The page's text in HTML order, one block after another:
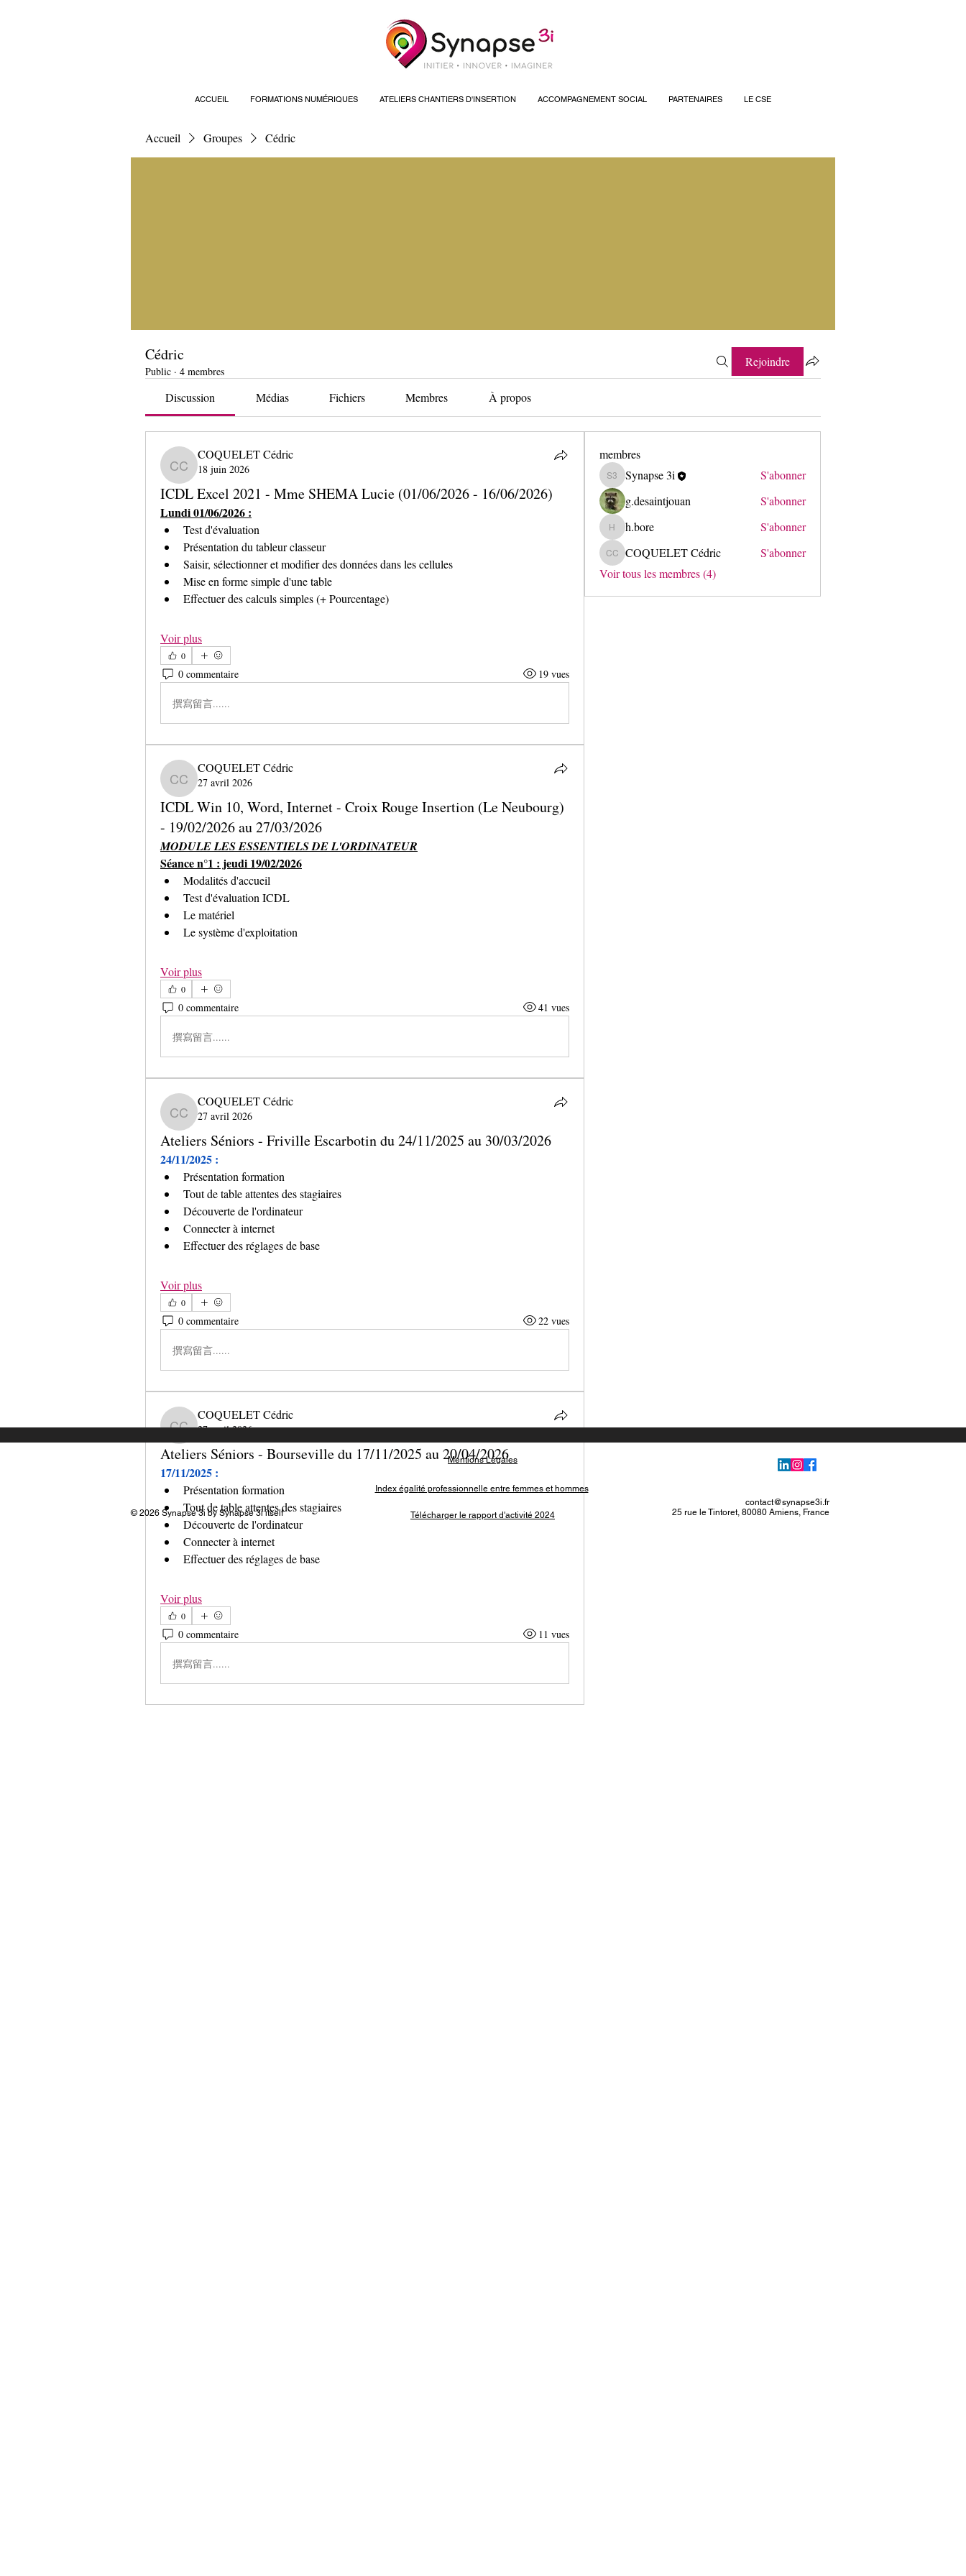
ACCUEIL FORMATIONS NUMÉRIQUES ATELIERS CHANTIERS D'INSERTION ACCOMPAGNEMENT SOCIAL PARTENAIRES LE CSE
Accueil Groupes Cédric
Cédric
Public · 4 membres
Rejoindre
Discussion Médias Fichiers Membres À propos
COQUELET Cédric
COQUELET Cédric
18 juin 2026
ICDL Excel 2021 - Mme SHEMA Lucie (01/06/2026 - 16/06/2026)
Lundi 01/06/2026 :
Test d'évaluation
Présentation du tableur classeur
Saisir, sélectionner et modifier des données dans les cellules
Mise en forme simple d'une table
Effectuer des calculs simples (+ Pourcentage)
Voir plus
0
0 commentaire 19 vues
撰寫留言......
COQUELET Cédric
COQUELET Cédric
27 avril 2026
ICDL Win 10, Word, Internet - Croix Rouge Insertion (Le Neubourg)
- 19/02/2026 au 27/03/2026
MODULE LES ESSENTIELS DE L'ORDINATEUR
Séance n°1 : jeudi 19/02/2026
Modalités d'accueil
Test d'évaluation ICDL
Le matériel
Le système d'exploitation
Voir plus
0
0 commentaire 41 vues
撰寫留言......
COQUELET Cédric
COQUELET Cédric
27 avril 2026
Ateliers Séniors - Friville Escarbotin du 24/11/2025 au 30/03/2026
24/11/2025 :
Présentation formation
Tout de table attentes des stagiaires
Découverte de l'ordinateur
Connecter à internet
Effectuer des réglages de base
Voir plus
0
0 commentaire 22 vues
撰寫留言......
COQUELET Cédric
COQUELET Cédric
27 avril 2026
Ateliers Séniors - Bourseville du 17/11/2025 au 20/04/2026
17/11/2025 :
Présentation formation
Tout de table attentes des stagiaires
Découverte de l'ordinateur
Connecter à internet
Effectuer des réglages de base
Voir plus
0
0 commentaire 11 vues
撰寫留言......
membres
Synapse 3i
Synapse 3i
S'abonner
g.desaintjouan
S'abonner
h.bore
h.bore S'abonner
COQUELET Cédric
COQUELET Cédric
S'abonner
Voir tous les membres (4)
Mentions Légales
Index égalité professionnelle entre femmes et hommes
© 2026 Synapse 3i by Synapse 3i itself Télécharger le rapport d'activité 2024
contact@synapse3i.fr
25 rue le Tintoret, 80080 Amiens, France